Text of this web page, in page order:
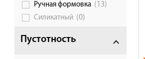
Ручная формовка (13)
Силикатный (0)
Пустотность